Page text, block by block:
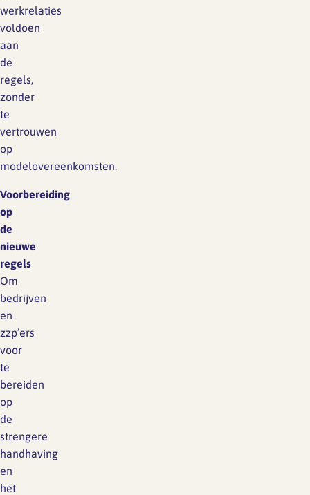
werkrelaties
voldoen
aan
de
regels,
zonder
te
vertrouwen
op
modelovereenkomsten.
Voorbereiding
op
de
nieuwe
regels
Om
bedrijven
en
zzp’ers
voor
te
bereiden
op
de
strengere
handhaving
en
het